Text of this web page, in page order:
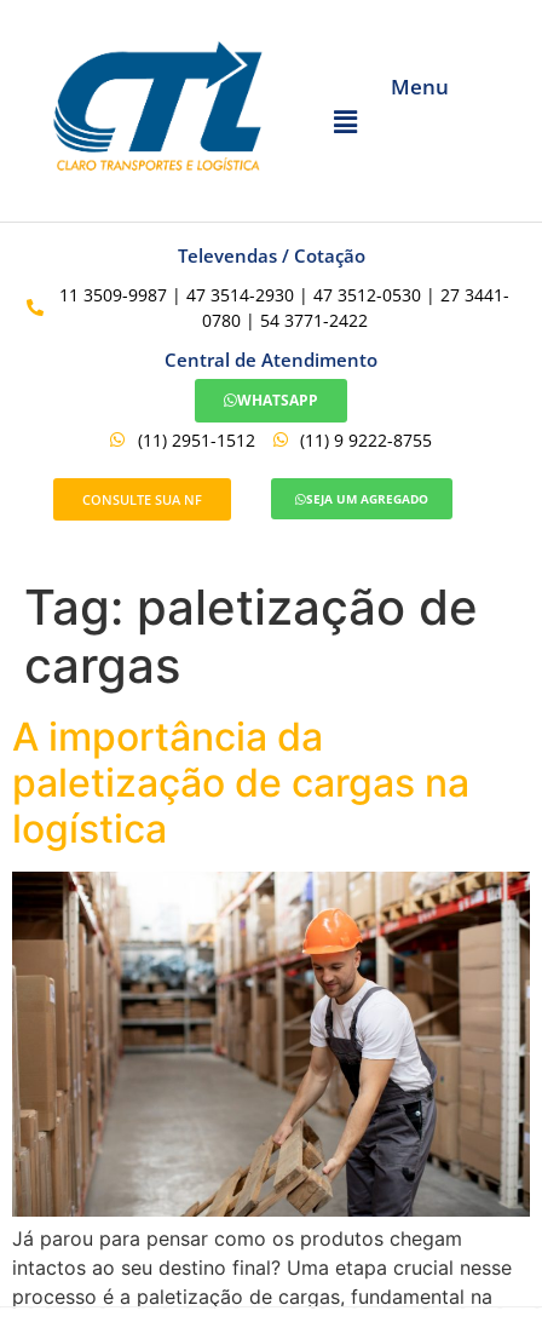
Menu
Televendas / Cotação
11 3509-9987 | 47 3514-2930 | 47 3512-0530 | 27 3441-
0780 | 54 3771-2422
Central de Atendimento
WHATSAPP
(11) 2951-1512 (11) 9 9222-8755
CONSULTE SUA NF SEJA UM AGREGADO
Tag: paletização de
cargas
A importância da
paletização de cargas na
logística
Já parou para pensar como os produtos chegam
intactos ao seu destino final? Uma etapa crucial nesse
processo é a paletização de cargas, fundamental na